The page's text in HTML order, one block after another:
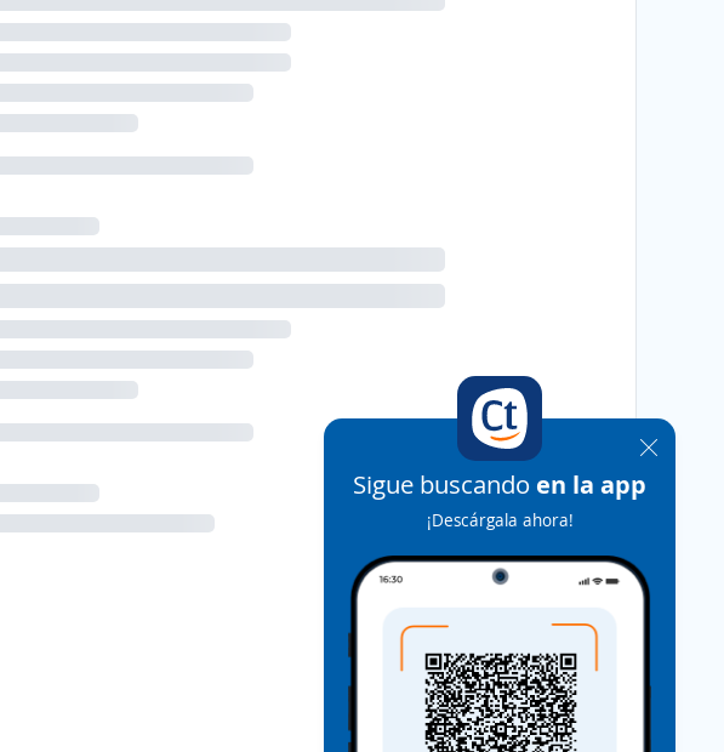
Sigue buscando en la app
¡Descárgala ahora!